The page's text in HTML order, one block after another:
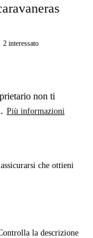
2 interessato
non ti
Più informazioni
che ottieni
la descrizione